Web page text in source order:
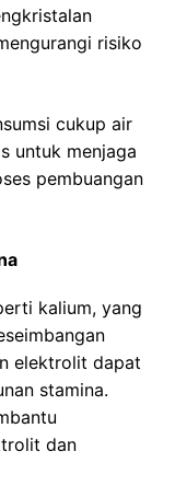
risiko
cukup air
untuk menjaga
pembuangan
kalium, yang
elektrolit dapat
stamina.
dan